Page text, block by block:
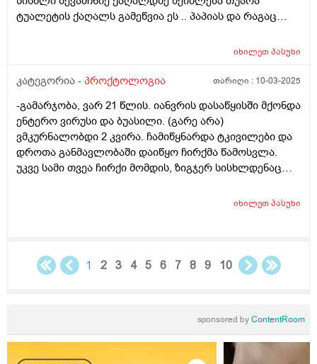
ტუალეტის ქაღალს გამეწვია ეს .. პაპიას და რაგაც
ეგენიარა მეორეენაირი მაგას ვხმარობ .ასევე
ბუასილის დროს მწარის და მჟავის გარდა .და რომელი
იხილეთპასუხი
კატეგორია - პროქტოლოგია თარიღი : 10-03-2025
-გამარჯობა, ვარ 21 წლის. იანვრის დასაწყისში მქონდა
ენტერო ვირუსი და ბუასილი. (გარე არა)
ვმკურნალობდი 2 კვირა. ჩამიწყნარდა ტკივილები და
დროთა განმავლობაში დაიწყო ჩირქმა წამოსვლა.
უკვე სამი თვეა ჩირქი მომდის, ზიგჯერ სისხლდენაც
დატვირთვის დროს. ექიმთან არ მივსულვარ.იხილეთპასუხი
1 2 3 4 5 6 7 8 9 10
sponsored byContentRoom